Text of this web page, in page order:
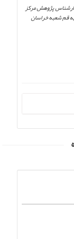
پژوهش مرکز
قم شعبه خراسان